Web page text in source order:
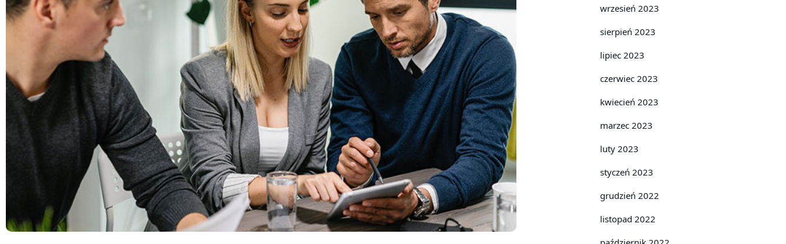
wrzesień 2023
sierpień 2023
lipiec 2023
czerwiec 2023
kwiecień 2023
marzec 2023
luty 2023
styczeń 2023
grudzień 2022
listopad 2022